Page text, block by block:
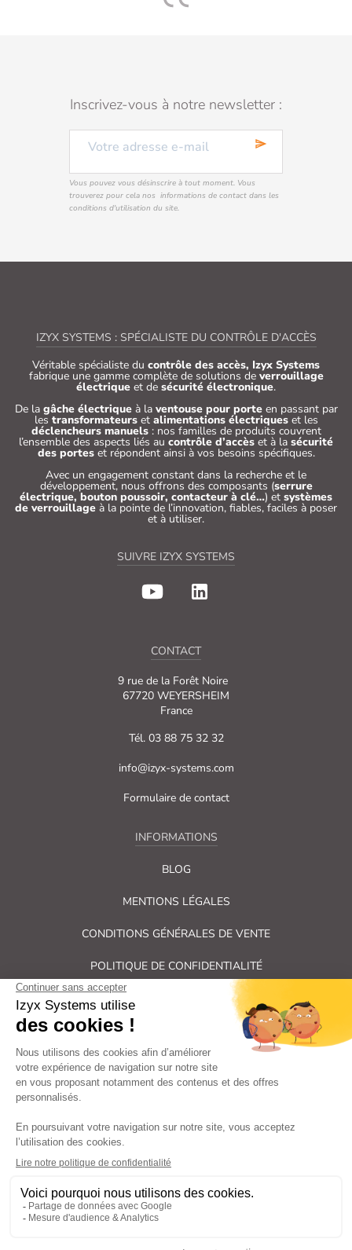
Inscrivez-vous à notre newsletter :
send
Vous pouvez vous désinscrire à tout moment. Vous
trouverez pour cela nos informations de contact dans les
conditions d'utilisation du site.
IZYX SYSTEMS : SPÉCIALISTE DU CONTRÔLE D'ACCÈS
Véritable spécialiste du contrôle des accès, Izyx Systems
fabrique une gamme complète de solutions de verrouillage
électrique et de sécurité électronique.
De la gâche électriqueà la ventouse pour porteen passant par
les transformateurset alimentations électriqueset les
déclencheurs manuels: nos familles de produits couvrent
l’ensemble des aspects liés au contrôle d’accès et à la sécurité
des porteset répondent ainsi à vos besoins spécifiques.
Avec un engagement constant dans la recherche et le
développement, nous offrons des composants (serrure
électrique, bouton poussoir, contacteur à clé…) et systèmes
de verrouillage à la pointe de l’innovation, fiables, faciles à poser
et à utiliser.
SUIVRE IZYX SYSTEMS
CONTACT
9 rue de la Forêt Noire
67720 WEYERSHEIM
France
Tél. 03 88 75 32 32
info@izyx-systems.com
Formulaire de contact
INFORMATIONS
BLOG
MENTIONS LÉGALES
CONDITIONS GÉNÉRALES DE VENTE
POLITIQUE DE CONFIDENTIALITÉ
Tous droits réservés Izyx Systems ©|
Contrôle des accès et verrouillage de porte : serrure électrique,